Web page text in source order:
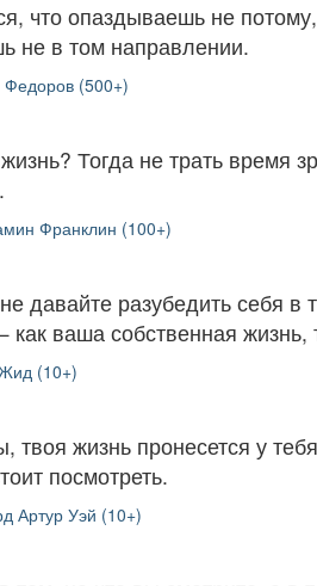
что опаздываешь не
не в том направлении.
Федоров (500+)
Тогда не трать время
Франклин (100+)
давайте разубедить себя в
ваша собственная жизнь,
(10+)
твоя жизнь пронесется у
посмотреть.
Артур Уэй (10+)